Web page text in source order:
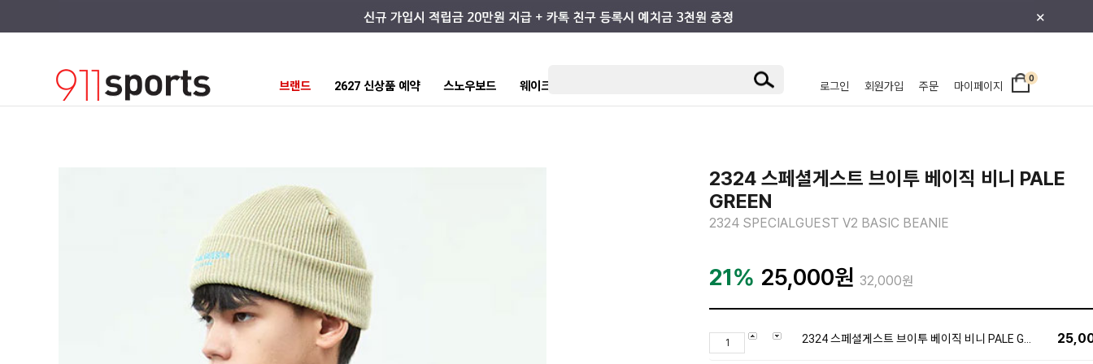
×
브랜드 2627 신상품 예약 스노우보드 웨이크/서핑 키즈/주니어 로그인 회원가입 주문 마이페이지
0
2324 스페셜게스트 브이투 베이직 비니 PALE
GREEN
2324 SPECIALGUEST V2 BASIC BEANIE
21% 25,000원 32,000원